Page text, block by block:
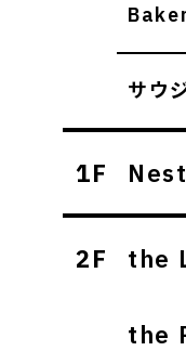
サウ
1F
2F the
the